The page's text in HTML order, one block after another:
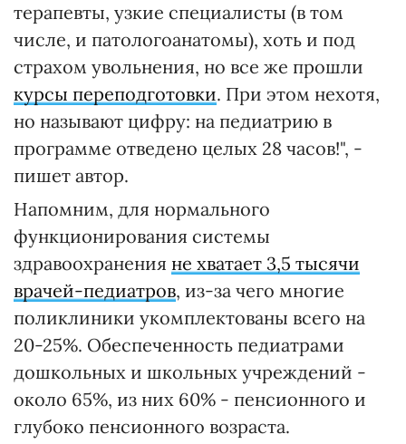
терапевты, узкие специалисты (в том
числе, и патологоанатомы), хоть и под
страхом увольнения, но все же прошли
курсы переподготовки. При этом нехотя,
но называют цифру: на педиатрию в
программе отведено целых 28 часов!", -
пишет автор.
Напомним, для нормального
функционирования системы
здравоохранения не хватает 3,5 тысячи
врачей-педиатров, из-за чего многие
поликлиники укомплектованы всего на
20-25%. Обеспеченность педиатрами
дошкольных и школьных учреждений -
около 65%, из них 60% - пенсионного и
глубоко пенсионного возраста.